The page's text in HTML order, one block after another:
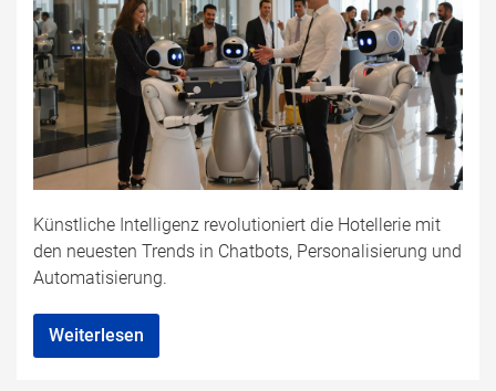
Künstliche Intelligenz revolutioniert die Hotellerie mit
den neuesten Trends in Chatbots, Personalisierung und
Automatisierung.
Weiterlesen